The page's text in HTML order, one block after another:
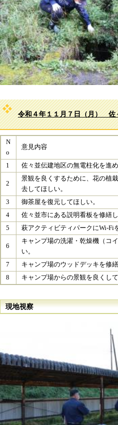
令和４年１１月７日（月） 佐
N
o
意見内容
1 佐々並伝建地区の無電柱化を進め
2
景観を良くするために、花の植
去してほしい。
3
御茶屋を復元してほしい。
4
佐々並市にある説明看板を修繕し
5
萩アクティビティパークにWi-Fi
6
キャンプ場の洗濯・乾燥機（コ
い。
7
キャンプ場のウッドデッキを修
8
キャンプ場からの景観を良くして
現地視察